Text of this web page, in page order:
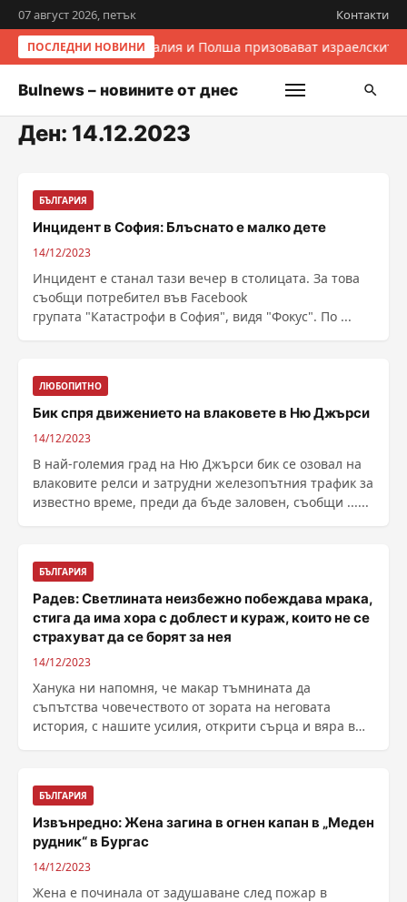
07 август 2026, петък Контакти
ПОСЛЕДНИ НОВИНИИталия и Полша призовават
Bulnews – новините от днес
Ден: 14.12.2023
БЪЛГАРИЯ
Инцидент в София: Блъснато е малко дете
14/12/2023
Инцидент е станал тази вечер в столицата. За това
съобщи потребител във Facebook
групата "Катастрофи в София", видя "Фокус". По ...
ЛЮБОПИТНО
Бик спря движението на влаковете в Ню Джърси
14/12/2023
В най-големия град на Ню Джърси бик се озовал на
влаковите релси и затрудни железопътния трафик за
известно време, преди да бъде заловен, съобщи ......
БЪЛГАРИЯ
Радев: Светлината неизбежно побеждава мрака,
стига да има хора с доблест и кураж, които не се
страхуват да се борят за нея
14/12/2023
Ханука ни напомня, че макар тъмнината да
съпътства човечеството от зората на неговата
история, с нашите усилия, открити сърца и вяра в
БЪЛГАРИЯ
Извънредно: Жена загина в огнен капан в „Меден
рудник“ в Бургас
14/12/2023
Жена е починала от задушаване след пожар в